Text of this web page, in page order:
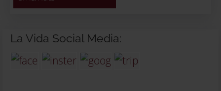
La Vida Social Media: